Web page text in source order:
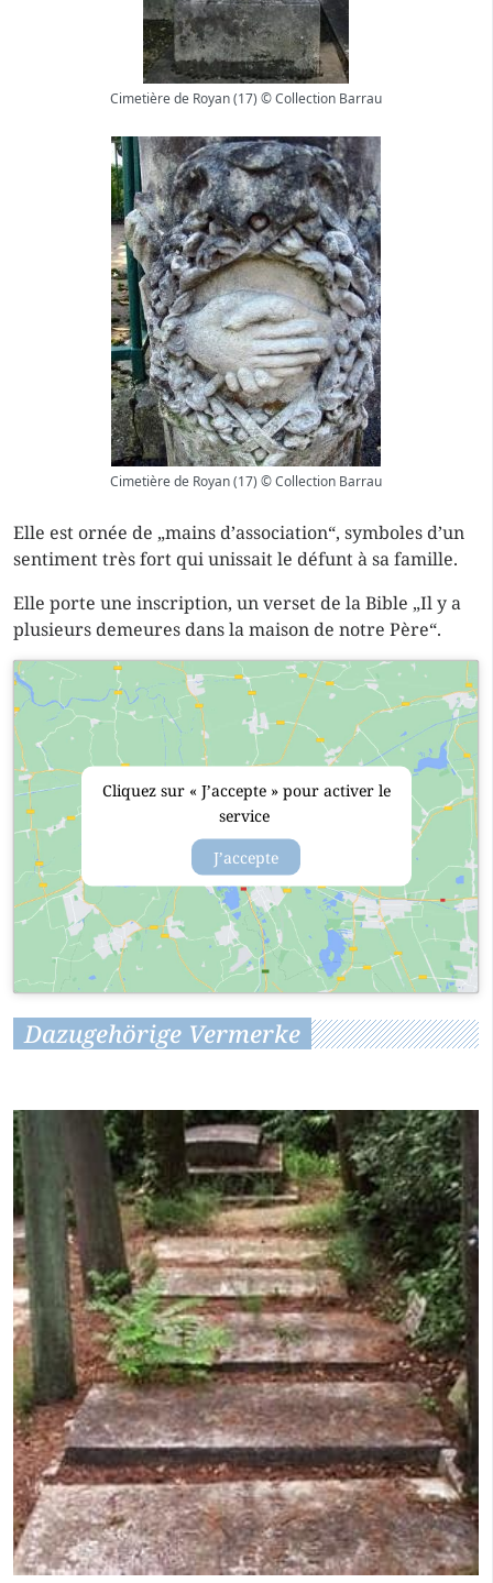
Cimetière de Royan (17) © Collection Barrau
Cimetière de Royan (17) © Collection Barrau
Elle est ornée de „mains d’association“, symboles d’un
sentiment très fort qui unissait le défunt à sa famille.
Elle porte une inscription, un verset de la Bible „Il y a
plusieurs demeures dans la maison de notre Père“.
Cliquez sur « J’accepte » pour activer le
service
J’accepte
Dazugehörige Vermerke